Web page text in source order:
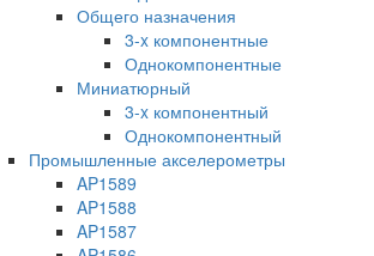
Общего назначения
3-x компонентные
Однокомпонентные
Миниатюрный
3-x компонентный
Однокомпонентный
Промышленные акселерометры
AP1589
AP1588
AP1587